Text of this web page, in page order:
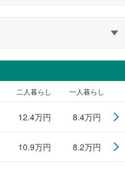
二人暮らし 一人暮らし
12.4万円 8.4万円
10.9万円 8.2万円